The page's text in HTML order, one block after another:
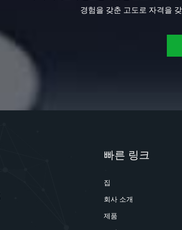
경험을 갖춘 고도로 자격을
빠른 링크
집
회사 소개
제품